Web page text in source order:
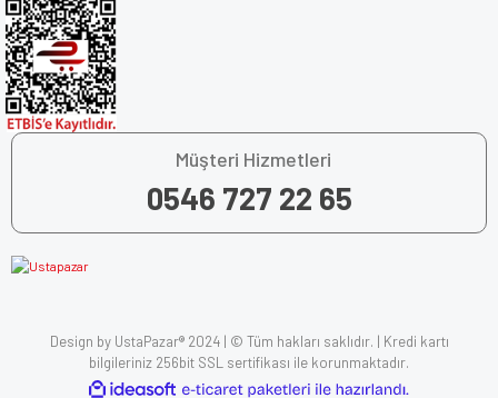
Müşteri Hizmetleri
0546 727 22 65
Design by UstaPazar® 2024 | © Tüm hakları saklıdır. | Kredi kartı
bilgileriniz 256bit SSL sertifikası ile korunmaktadır.
ideasoft e-